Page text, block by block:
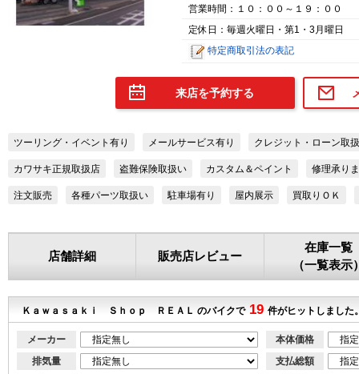
営業時間：１０：００～１９：００
定休日：毎週火曜日・第1・3月曜日
特定商取引法の表記
来店を予約する
ツーリング・イベント有り メールサービス有り クレジット・ローン取
カワサキ正規取扱店 盗難保険取扱い カスタム＆ペイント 修理承り
注文販売 各種パーツ取扱い 駐車場有り 屋内展示 買取りＯＫ
店舗詳細 販売店レビュー
在庫一覧
（一覧表示
Ｋａｗａｓａｋｉ Ｓｈｏｐ ＲＥＡＬ のバイクで 19 件がヒットしました
メーカー
排気量
本体価格
支払総額